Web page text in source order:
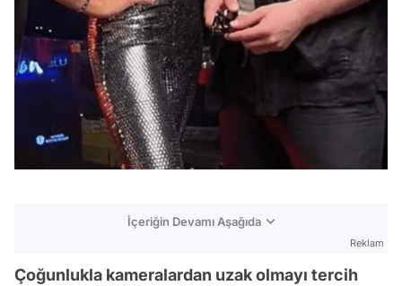
İçeriğin Devamı Aşağıda
Reklam
Çoğunlukla kameralardan uzak olmayı tercih